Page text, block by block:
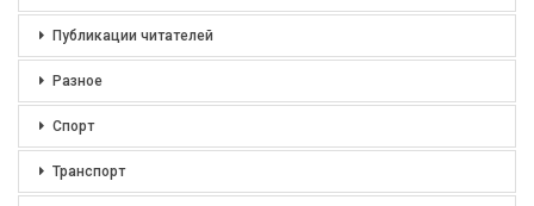
Публикации читателей
Разное
Спорт
Транспорт